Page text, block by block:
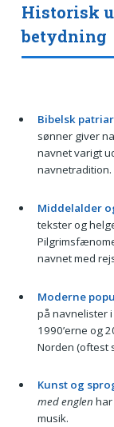
Historisk
betydning
Bibelsk
sønner giver
navnet varigt
navnetradition.
Middelalder
tekster og
navnet med
Moderne
på navnelister
1990’erne og
Norden (oftest
Kunst og
med englen
musik.